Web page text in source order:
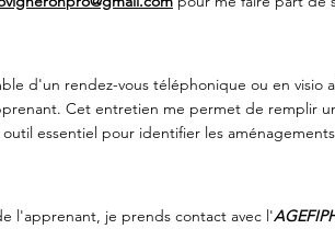
d'un rendez-vous téléphonique ou en visio
Cet entretien me permet de remplir
essentiel pour identifier les aménagements
l'apprenant, je prends contact avec l'